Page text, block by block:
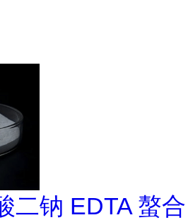
二钠 EDTA 螯合